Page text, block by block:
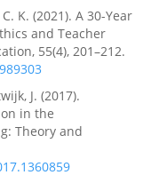
K. (2021). A 30-Year
and Teacher
55(4), 201–212.
J. (2017).
in the
Theory and